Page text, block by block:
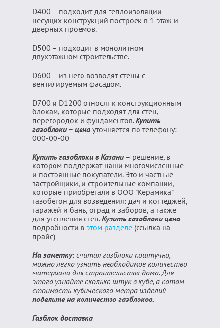
D400 – подходит для теплоизоляции
несущих конструкций построек в 1 этаж и
дверных проёмов.
D500 – подходит в монолитном
двухэтажном строительстве.
D600 – из него возводят стены с
вентилируемым фасадом.
D700 и D1200 относят к конструкционным
блокам, которые подходят для стен,
перегородок и фундаментов.Купить
газоблоки – цена уточняется по телефону:
000-00-00
Купить газоблоки в Казани – решение, в
котором поддержат наши многочисленные
и постоянные покупатели. Это и частные
застройщики, и строительные компании,
которые приобретали в ООО "Керамика"
газобетон для возведения: дач и коттеджей,
гаражей и бань, оград и заборов, а также
для утепления стен.Купить газоблоки цена –
подробности в этом разделе (ссылка на
прайс)
На заметку: считая газблоки поштучно,
можно легко узнать необходимое количество
материала для строительства дома. Для
этого узнайте сколько штук в кубе, а потом
стоимость кубического метра изделий
поделите на количество газблоков.
Газблок доставка